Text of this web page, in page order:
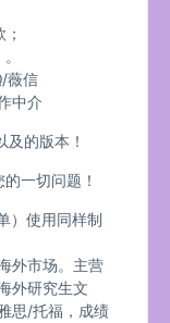
薇信
中介
的版本！
一切问题！
）使用同样制
外市场。主营
外研究生文
思/托福，成绩